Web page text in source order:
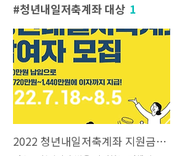
청년내일저축계좌 대상 1
2022 청년내일저축계좌 지원금액 대상 신청방법 및 기간